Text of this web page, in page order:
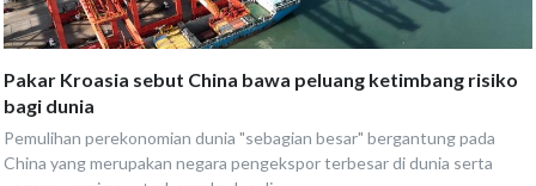
Pakar Kroasia sebut China bawa peluang ketimbang risiko
bagi dunia
Pemulihan perekonomian dunia "sebagian besar" bergantung pada
China yang merupakan negara pengekspor terbesar di dunia serta